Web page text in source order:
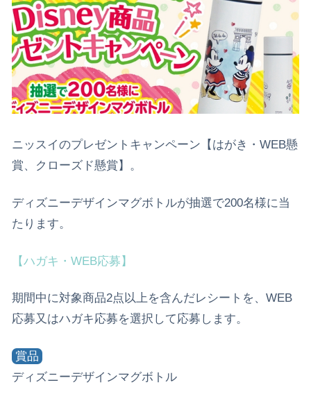
ニッスイのプレゼントキャンペーン【はがき・WEB懸
賞、クローズド懸賞】。
ディズニーデザインマグボトルが抽選で200名様に当
たります。
【ハガキ・WEB応募】
期間中に対象商品2点以上を含んだレシートを、WEB
応募又はハガキ応募を選択して応募します。
賞品
ディズニーデザインマグボトル